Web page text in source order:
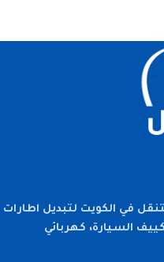
في الكويت لتبديل اطارات
السيارة، كهربائي